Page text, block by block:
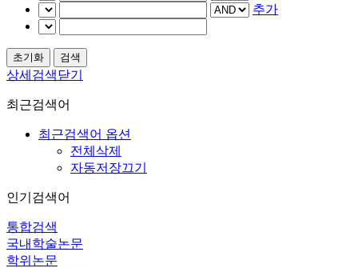
추가
상세검색닫기
최근검색어
최근검색어 옵션
전체삭제
자동저장끄기
인기검색어
통합검색
국내학술논문
학위논문